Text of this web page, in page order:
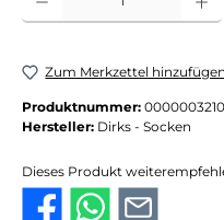
Zum Merkzettel hinzufügen
Produktnummer:
Hersteller: Dirks - Socken
Dieses Produkt